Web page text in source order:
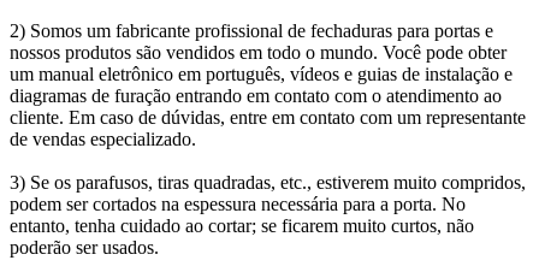
2) Somos um fabricante profissional de fechaduras para portas e
nossos produtos são vendidos em todo o mundo. Você pode obter
um manual eletrônico em português, vídeos e guias de instalação e
diagramas de furação entrando em contato com o atendimento ao
cliente. Em caso de dúvidas, entre em contato com um representante
de vendas especializado.
3) Se os parafusos, tiras quadradas, etc., estiverem muito compridos,
podem ser cortados na espessura necessária para a porta. No
entanto, tenha cuidado ao cortar; se ficarem muito curtos, não
poderão ser usados.